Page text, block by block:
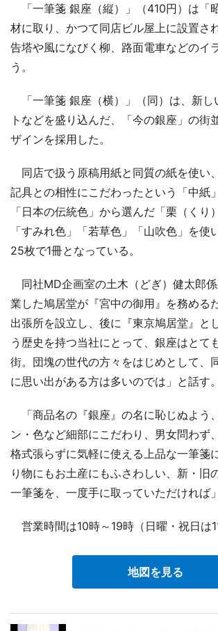
「一筆箋 銀座（縦）」（410円）は「
材に取り、かつて同店ビル屋上に設置さ
告塔や風になびく柳、路面電車などのイ
う。
「一筆箋 銀座（横）」（同）は、新し
トなどを盛り込んだ、「今の銀座」の街
ザインを採用した。
同店で扱う原稿用紙と同質の紙を使い
記具との相性にこだわったという「中紙
「日本の伝統色」から選んだ「栗（くり
「すみれ色」「若草色」「山吹色」を使
25枚で1冊となっている。
同社MD企画室の土木（どぎ）健太郎
業した鳩居堂が『宮中の御用』を務める
出張所を設立し、後に『東京鳩居堂』と
う歴史を持つ当社にとって、銀座はとて
街。団塊の世代の方々をはじめとして、
に思い出がある方は多いのでは」と話す。
「商品名の『銀座』の名に恥じぬよう
ン・色など細部にこだわり、男女問わず
格式張らずに気軽に使える上品な一筆箋
り物にもお土産にもふさわしい、新・旧
一筆箋を、一度手に取っていただければ
営業時間は10時～19時（日曜・祝日は
地図を見る